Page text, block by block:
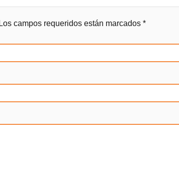
Los campos requeridos están marcados *